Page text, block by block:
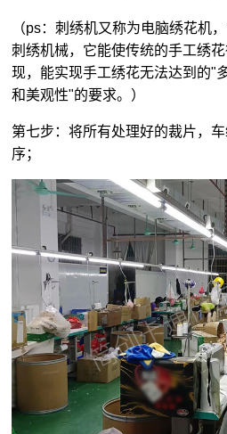
（ps：刺绣机又称为电脑绣花机
刺绣机械，它能使传统的手工绣
现，能实现手工绣花无法达到的"
和美观性"的要求。）
第七步：将所有处理好的裁片，
序；